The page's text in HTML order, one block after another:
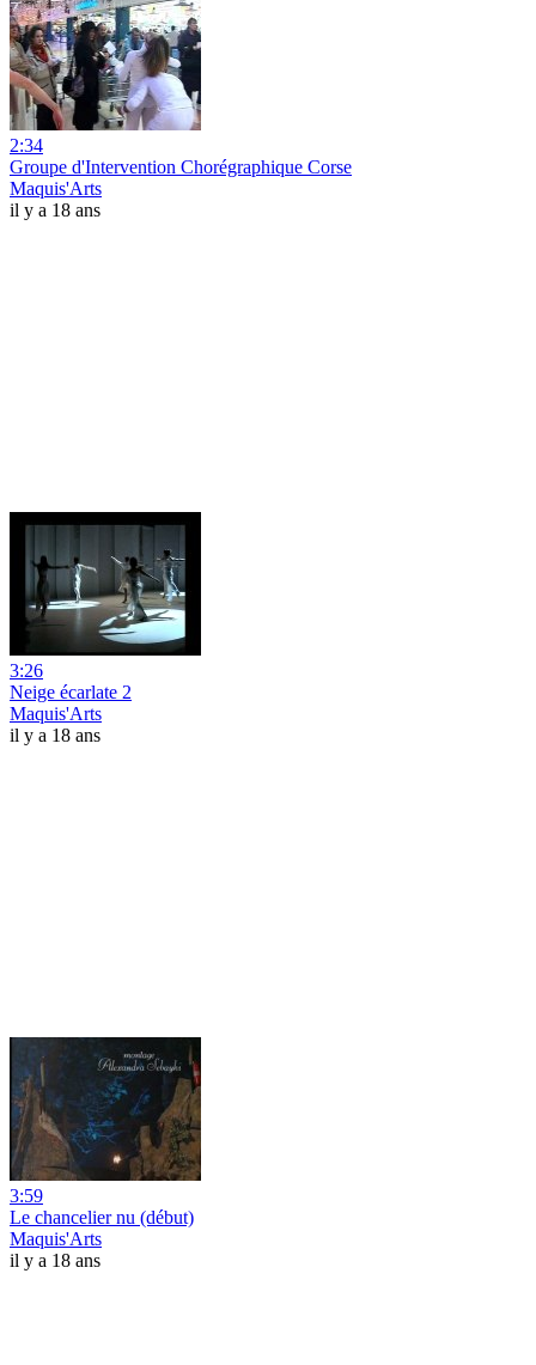
2:34
Groupe d'Intervention Chorégraphique Corse
Maquis'Arts
il y a 18 ans
3:26
Neige écarlate 2
Maquis'Arts
il y a 18 ans
3:59
Le chancelier nu (début)
Maquis'Arts
il y a 18 ans